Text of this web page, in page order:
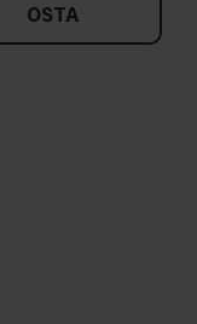
OSTA